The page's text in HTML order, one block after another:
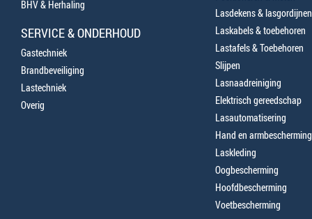
BHV & Herhaling
SERVICE & ONDERHOUD
Gastechniek
Brandbeveiliging
Lastechniek
Overig
Lasdekens & lasgordijnen
Laskabels & toebehoren
Lastafels & Toebehoren
Slijpen
Lasnaadreiniging
Elektrisch gereedschap
Lasautomatisering
Hand en armbescherming
Laskleding
Oogbescherming
Hoofdbescherming
Voetbescherming